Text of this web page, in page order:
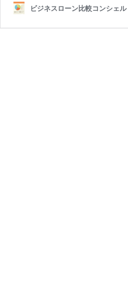
ビジネスローン比較コンシェル